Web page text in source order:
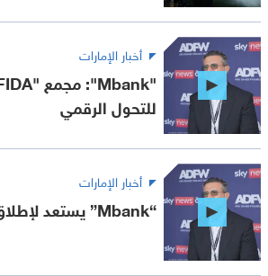
أخبار الإمارات
للتحول الرقمي
أخبار الإمارات
“Mbank” يستعد لإطلاق أول صك مُرمّز